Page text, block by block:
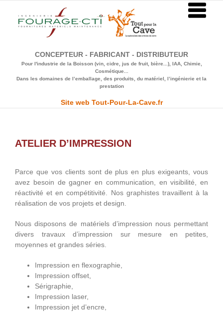
contenu
CONCEPTEUR - FABRICANT - DISTRIBUTEUR
Pour l'industrie de la Boisson (vin, cidre, jus de fruit, bière...), IAA, Chimie,
Cosmétique...
Dans les domaines de l’emballage, des produits, du matériel, l’ingénierie et la
prestation
Site web Tout-Pour-La-Cave.fr
ATELIER D’IMPRESSION
Parce que vos clients sont de plus en plus exigeants, vous
avez besoin de gagner en communication, en visibilité, en
réactivité et en compétitivité. Nos graphistes travaillent à la
réalisation de vos projets et design.
Nous disposons de matériels d’impression nous permettant
divers travaux d’impression sur mesure en petites,
moyennes et grandes séries.
Impression en flexographie,
Impression offset,
Sérigraphie,
Impression laser,
Impression jet d’encre,